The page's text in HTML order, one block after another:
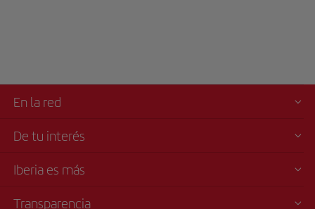
En la red
De tu interés
Iberia es más
Transparencia